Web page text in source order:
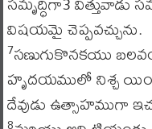
విషయమై చెప్పవచ్చును.
7సణుగుకొనకయు
హృదయములో నిశ్చ
దేవుడు ఉత్సాహముగా